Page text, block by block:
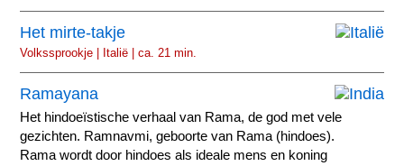
Het mirte-takje
Volkssprookje | Italië | ca. 21 min.
Ramayana
Het hindoeïstische verhaal van Rama, de god met vele
gezichten. Ramnavmi, geboorte van Rama (hindoes).
Rama wordt door hindoes als ideale mens en koning